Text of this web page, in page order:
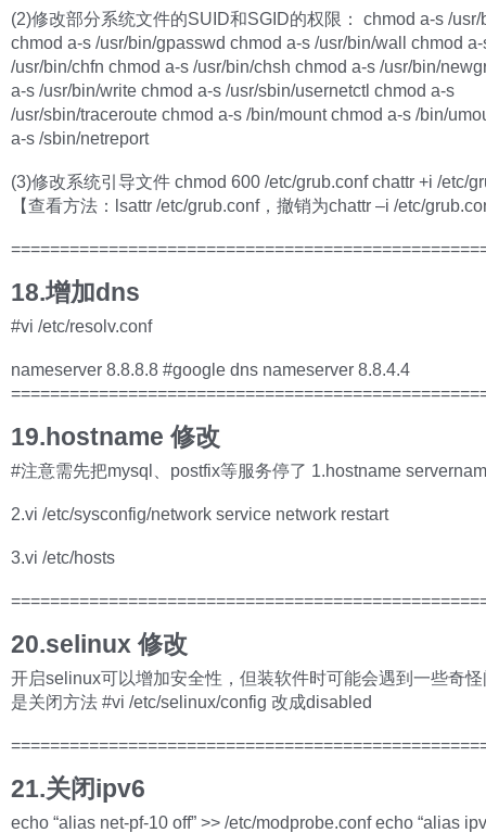
(2)修改部分系统文件的SUID和SGID的权限： chmod a-s /
chmod a-s /usr/bin/gpasswd chmod a-s /usr/bin/wall chmod a-
/usr/bin/chfn chmod a-s /usr/bin/chsh chmod a-s /usr/bin/
a-s /usr/bin/write chmod a-s /usr/sbin/usernetctl chmod a-s
/usr/sbin/traceroute chmod a-s /bin/mount chmod a-s /bin/
a-s /sbin/netreport
(3)修改系统引导文件 chmod 600 /etc/grub.conf chattr +i /etc/
【查看方法：lsattr /etc/grub.conf，撤销为chattr –i /etc/
18.增加dns
#vi /etc/resolv.conf
nameserver 8.8.8.8 #google dns nameserver 8.8.4.4
19.hostname 修改
#注意需先把mysql、postfix等服务停了 1.hostname
2.vi /etc/sysconfig/network service network restart
3.vi /etc/hosts
20.selinux 修改
开启selinux可以增加安全性，但装软件时可能会遇到一些奇
是关闭方法 #vi /etc/selinux/config 改成disabled
21.关闭ipv6
echo “alias net-pf-10 off” >> /etc/modprobe.conf echo “alias